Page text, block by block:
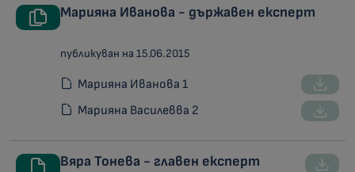
Марияна Иванова - държавен експерт
публикуван на 15.06.2015
Марияна Иванова 1
Марияна Василевва 2
Вяра Тонева - главен експерт